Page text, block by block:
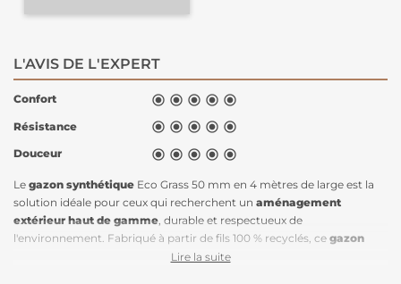
L'AVIS DE L'EXPERT
Confort     
Résistance     
Douceur     
Le gazon synthétique Eco Grass 50 mm en 4 mètres de large est la
solution idéale pour ceux qui recherchent un aménagement
extérieur haut de gamme, durable et respectueux de
l'environnement. Fabriqué à partir de fils 100 % recyclés, ce gazon
est conçu pour être 100 % recyclable une fois en fin de vie,
Lire la suite